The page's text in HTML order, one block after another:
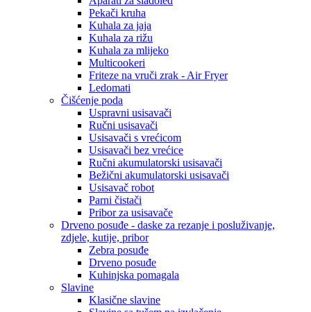
Pekači kruha
Kuhala za jaja
Kuhala za rižu
Kuhala za mlijeko
Multicookeri
Friteze na vruči zrak - Air Fryer
Ledomati
Čišćenje poda
Uspravni usisavači
Ručni usisavači
Usisavači s vrećicom
Usisavači bez vrećice
Ručni akumulatorski usisavači
Bežični akumulatorski usisavači
Usisavač robot
Parni čistači
Pribor za usisavače
Drveno posuđe - daske za rezanje i posluživanje,
zdjele, kutije, pribor
Zebra posuđe
Drveno posuđe
Kuhinjska pomagala
Slavine
Klasične slavine